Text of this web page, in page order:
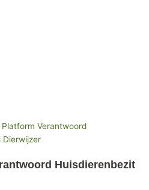
Huisdierenbezit